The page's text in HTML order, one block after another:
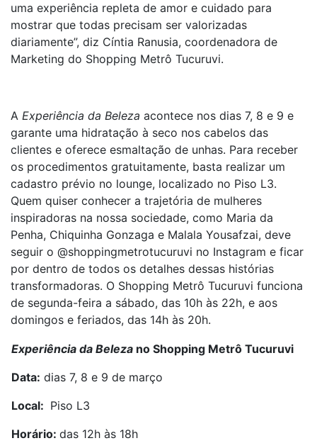
uma experiência repleta de amor e cuidado para
mostrar que todas precisam ser valorizadas
diariamente”, diz Cíntia Ranusia, coordenadora de
Marketing do Shopping Metrô Tucuruvi.
A Experiência da Beleza acontece nos dias 7, 8 e 9 e
garante uma hidratação à seco nos cabelos das
clientes e oferece esmaltação de unhas. Para receber
os procedimentos gratuitamente, basta realizar um
cadastro prévio no lounge, localizado no Piso L3.
Quem quiser conhecer a trajetória de mulheres
inspiradoras na nossa sociedade, como Maria da
Penha, Chiquinha Gonzaga e Malala Yousafzai, deve
seguir o @shoppingmetrotucuruvi no Instagram e ficar
por dentro de todos os detalhes dessas histórias
transformadoras. O Shopping Metrô Tucuruvi funciona
de segunda-feira a sábado, das 10h às 22h, e aos
domingos e feriados, das 14h às 20h.
Experiência da Beleza no Shopping Metrô Tucuruvi
Data: dias 7, 8 e 9 de março
Local: Piso L3
Horário: das 12h às 18h